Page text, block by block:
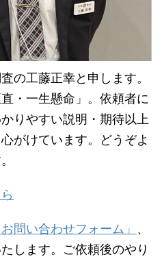
の工藤正幸と申します。
・一生懸命」。依頼者に
りやすい説明・期待以上
がけています。どうぞよ
問い合わせフォーム」 、
します。ご依頼後のやり